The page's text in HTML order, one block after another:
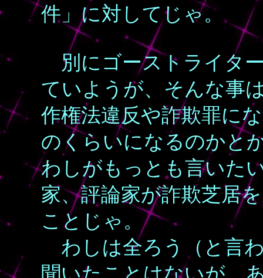
件」に対してじゃ。
別にゴーストライタ
ていようが、そんな事
作権法違反や詐欺罪に
のくらいになるのか
わしがもっとも言いた
家、評論家が詐欺芝居
ことじゃ。
わしは全ろう（と言